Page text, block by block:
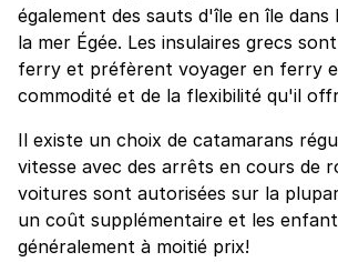
également des sauts d'île en île dans
la mer Égée. Les insulaires grecs
ferry et préfèrent voyager en ferry
commodité et de la flexibilité qu'il
Il existe un choix de catamarans
vitesse avec des arrêts en cours de
voitures sont autorisées sur la
un coût supplémentaire et les
généralement à moitié prix!